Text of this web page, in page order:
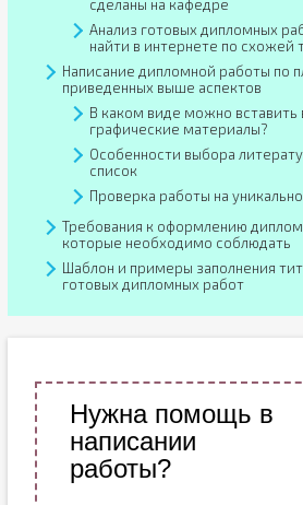
сделаны на кафедре
Анализ готовых дипломных
найти в интернете по схожей
Написание дипломной работы по
приведенных выше аспектов
В каком виде можно
графические материалы?
Особенности выбора
список
Проверка работы на
Требования к оформлению
которые необходимо соблюдать
Шаблон и примеры заполнения
готовых дипломных работ
Нужна помощь в
написании
работы?